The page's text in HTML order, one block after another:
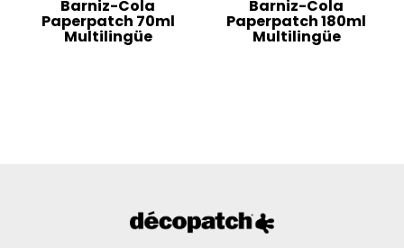
Barniz-Cola
Paperpatch 70ml
Multilingüe
Barniz-Cola
Paperpatch 180ml
Multilingüe